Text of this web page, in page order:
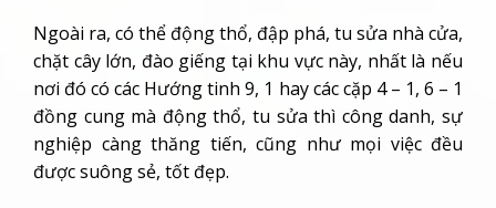
Ngoài ra, có thể động thổ, đập phá, tu sửa nhà cửa,
chặt cây lớn, đào giếng tại khu vực này, nhất là nếu
nơi đó có các Hướng tinh 9, 1 hay các cặp 4 – 1, 6 – 1
đồng cung mà động thổ, tu sửa thì công danh, sự
nghiệp càng thăng tiến, cũng như mọi việc đều
được suông sẻ, tốt đẹp.